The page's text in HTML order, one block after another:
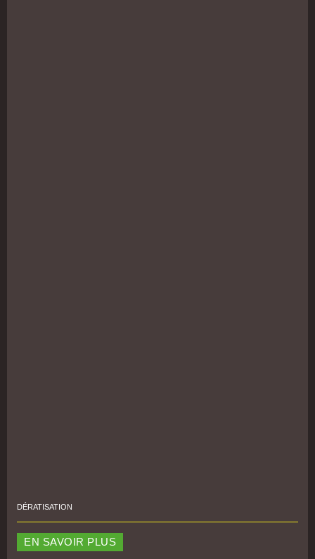
DÉRATISATION
EN SAVOIR PLUS